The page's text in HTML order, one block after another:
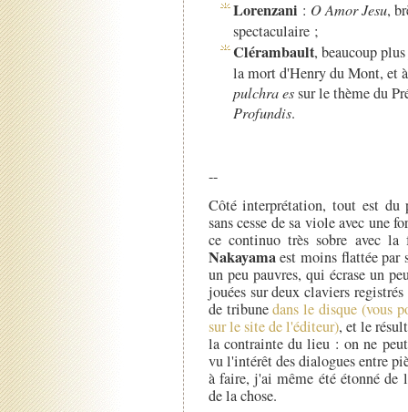
Lorenzani : O Amor Jesu,
spectaculaire ;
Clérambault, beaucoup
la mort d'Henry du Mont, et
pulchra essur le thème du
Profundis.
--
Côté interprétation, tout est
sans cesse de sa viole avec une
ce continuo très sobre avec
Nakayamaest moins flattée par
un peu pauvres, qui écrase un
jouées sur deux claviers
de tribunedans le disque (vous
sur le site de l'éditeur), et le
la contrainte du lieu : on ne
vu l'intérêt des dialogues entre
à faire, j'ai même été étonné
de la chose.